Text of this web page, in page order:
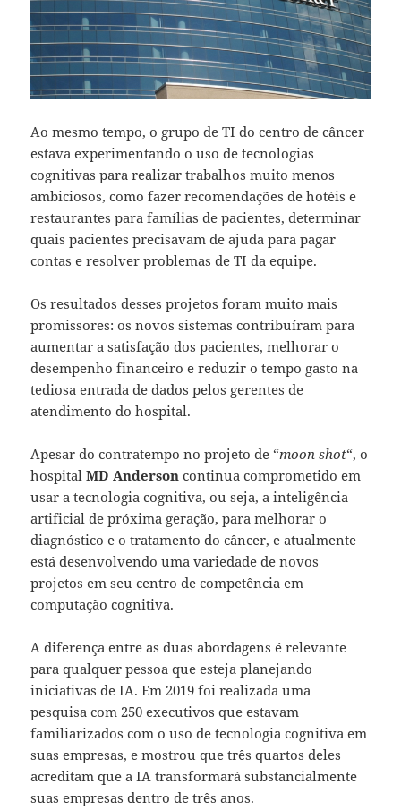
Ao mesmo tempo, o grupo de TI do centro de câncer
estava experimentando o uso de tecnologias
cognitivas para realizar trabalhos muito menos
ambiciosos, como fazer recomendações de hotéis e
restaurantes para famílias de pacientes, determinar
quais pacientes precisavam de ajuda para pagar
contas e resolver problemas de TI da equipe.
Os resultados desses projetos foram muito mais
promissores: os novos sistemas contribuíram para
aumentar a satisfação dos pacientes, melhorar o
desempenho financeiro e reduzir o tempo gasto na
tediosa entrada de dados pelos gerentes de
atendimento do hospital.
Apesar do contratempo no projeto de “moon shot“, o
hospitalMD Anderson continua comprometido em
usar a tecnologia cognitiva, ou seja, a inteligência
artificial de próxima geração, para melhorar o
diagnóstico e o tratamento do câncer, e atualmente
está desenvolvendo uma variedade de novos
projetos em seu centro de competência em
computação cognitiva.
A diferença entre as duas abordagens é relevante
para qualquer pessoa que esteja planejando
iniciativas de IA. Em 2019 foi realizada uma
pesquisa com 250 executivos que estavam
familiarizados com o uso de tecnologia cognitiva em
suas empresas, e mostrou que três quartos deles
acreditam que a IA transformará substancialmente
suas empresas dentro de três anos.